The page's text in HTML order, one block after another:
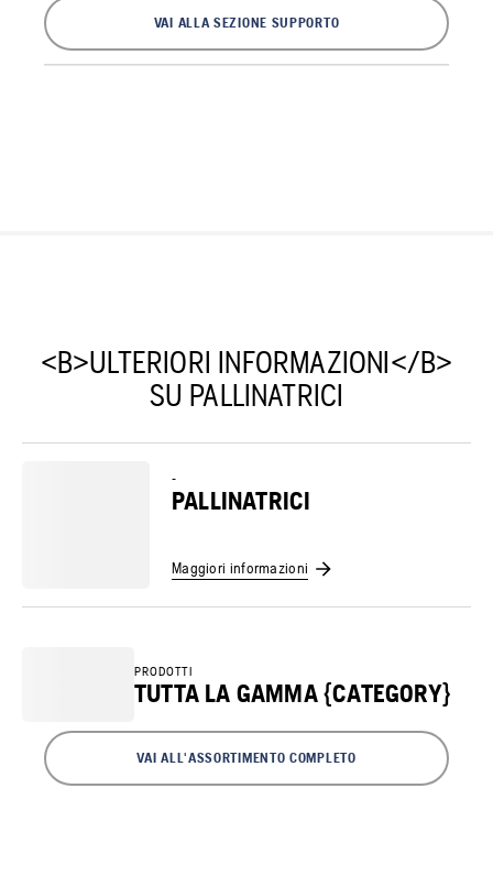
VAI ALLA SEZIONE SUPPORTO
<B>ULTERIORI INFORMAZIONI</B>
SU PALLINATRICI
-
PALLINATRICI
Maggiori informazioni
PRODOTTI
TUTTA LA GAMMA {CATEGORY}
VAI ALL'ASSORTIMENTO COMPLETO